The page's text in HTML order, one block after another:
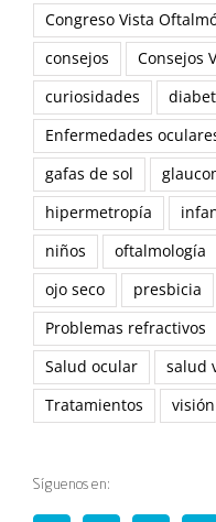
Congreso Vista
consejos
Consejos
curiosidades
Enfermedades
gafas de sol
hipermetropía
niños
oftalmología
ojo seco
presbicia
Problemas refractivos
Salud ocular
salud
Tratamientos
visión
Síguenos en: